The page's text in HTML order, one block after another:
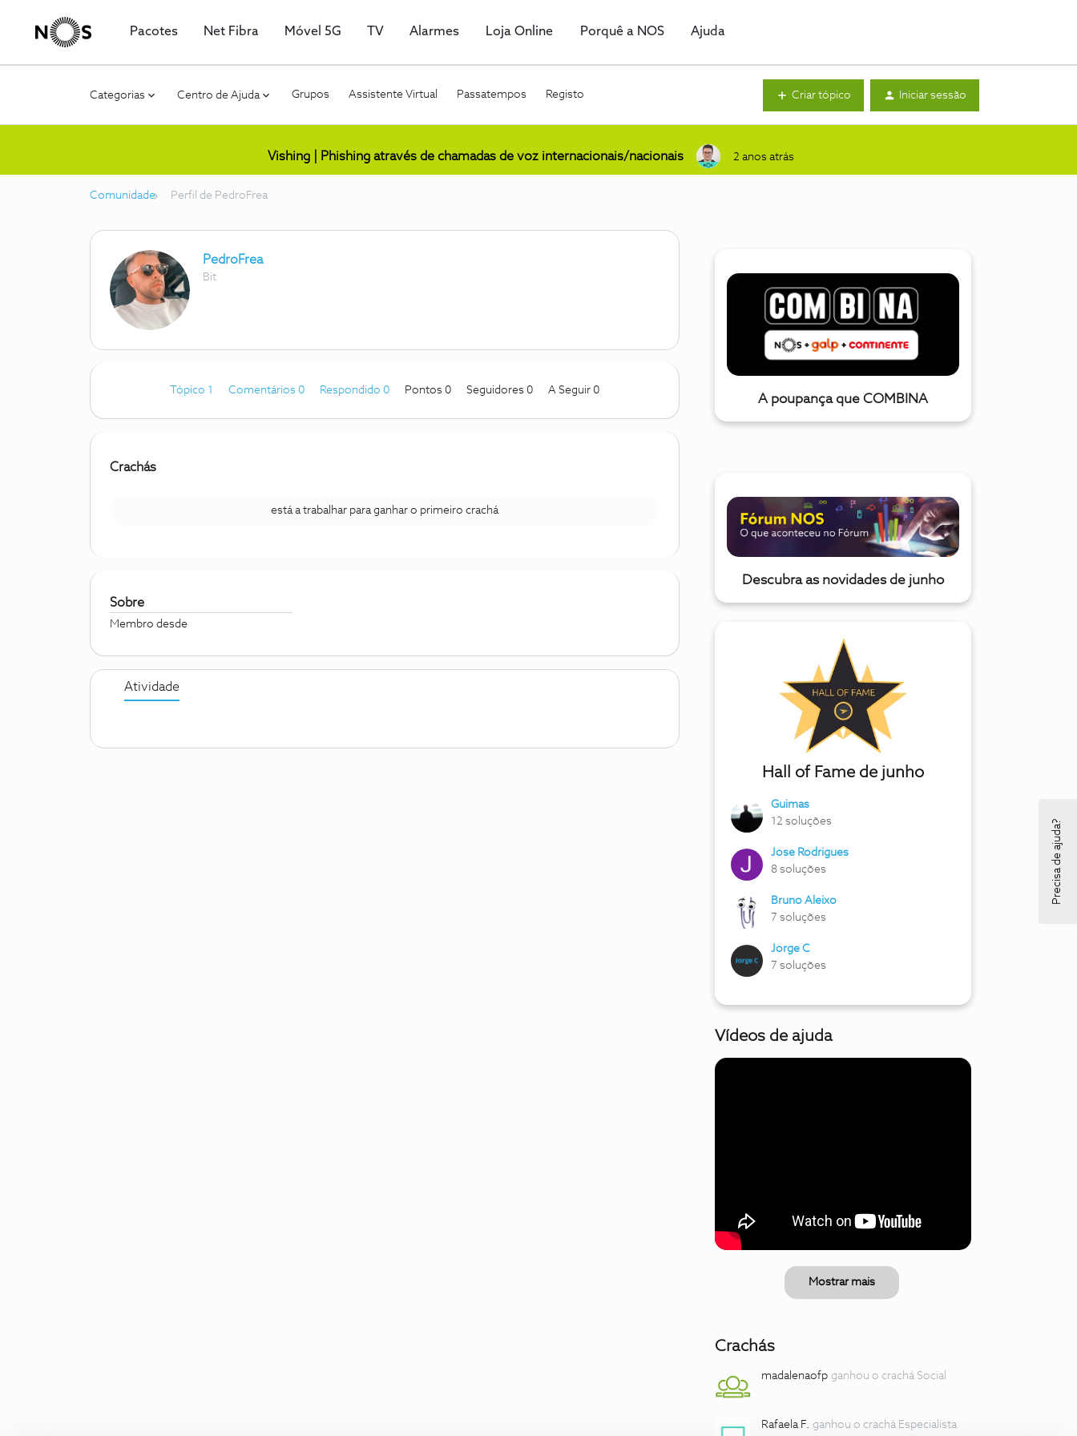
Pacotes Net Fibra Móvel 5G TV Alarmes Loja Online Porquê a NOS Ajuda
Categorias Centro de Ajuda Grupos Assistente Virtual Passatempos Registo Criar tópico Iniciar sessão
Vishing | Phishing através de chamadas de voz internacionais/nacionais 2 anos atrás
Comunidade Perfil de PedroFrea
PedroFrea
Bit
Tópico 1 Comentários 0 Respondido 0 Pontos 0 Seguidores 0 A Seguir 0
Crachás
está a trabalhar para ganhar o primeiro crachá
Sobre
Membro desde
Atividade
A poupança que COMBINA
Descubra as novidades de junho
Hall of Fame de junho
Guimas
12 soluções
Jose Rodrigues
8 soluções
Bruno Aleixo
7 soluções
Jorge C
7 soluções
Vídeos de ajuda
Mostrar mais
Crachás
madalenaofp ganhou o crachá Social
Rafaela F. ganhou o crachá Especialista
Precisa de ajuda?